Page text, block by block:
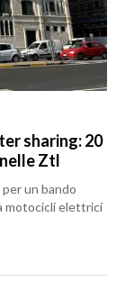
sharing: 20
Ztl
un bando
motocicli elettrici